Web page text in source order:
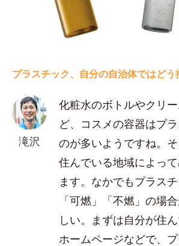
プラスチック、自分の自治体ではどう
滝沢
化粧水のボトルやクリ
ど、コスメの容器はプ
のが多いようですね。そ
住んでいる地域によっ
ます。なかでもプラスチ
「可燃」「不燃」の場
しい。まずは自分が住
ホームページなどで、